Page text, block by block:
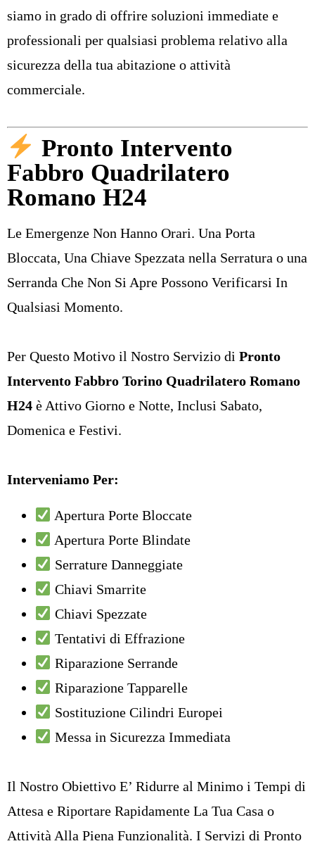
siamo in grado di offrire soluzioni immediate e
professionali per qualsiasi problema relativo alla
sicurezza della tua abitazione o attività
commerciale.
Pronto Intervento
Fabbro Quadrilatero
Romano H24
Le Emergenze Non Hanno Orari. Una Porta
Bloccata, Una Chiave Spezzata nella Serratura o una
Serranda Che Non Si Apre Possono Verificarsi In
Qualsiasi Momento.
Per Questo Motivo il Nostro Servizio di Pronto
Intervento Fabbro Torino Quadrilatero Romano
H24 è Attivo Giorno e Notte, Inclusi Sabato,
Domenica e Festivi.
Interveniamo Per:
Apertura Porte Bloccate
Apertura Porte Blindate
Serrature Danneggiate
Chiavi Smarrite
Chiavi Spezzate
Tentativi di Effrazione
Riparazione Serrande
Riparazione Tapparelle
Sostituzione Cilindri Europei
Messa in Sicurezza Immediata
Il Nostro Obiettivo E’ Ridurre al Minimo i Tempi di
Attesa e Riportare Rapidamente La Tua Casa o
Attività Alla Piena Funzionalità. I Servizi di Pronto